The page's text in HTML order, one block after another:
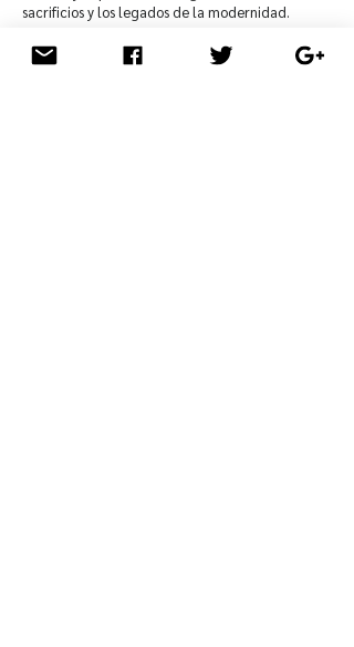
sacrificios y los legados de la modernidad.